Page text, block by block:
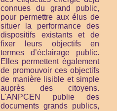
connues du grand public,
pour permettre aux élus de
situer la performance des
dispositifs existants et de
fixer leurs objectifs en
termes d’éclairage public.
Elles permettent également
de promouvoir ces objectifs
de manière lisible et simple
auprès des citoyens.
L'ANPCEN publie des
documents grands publics,